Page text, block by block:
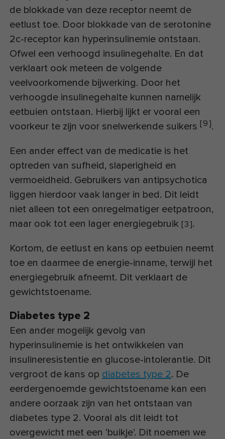
de blokkade van deze receptor neemt de
eetlust toe. Door blokkade van de serotonine
2c-receptor kan hyperinsulinemie ontstaan.
Ofwel een verhoogd insulinegehalte. En dat
verklaart ook meteen de volgende
veelvoorkomende bijwerking. Door het
verhoogde insulinegehalte kunnen namelijk
eetbuien ontstaan. Hierbij lijkt er vooral een
voorkeur te zijn voor snelwerkende suikers [9].
Een ander effect van de medicatie is het
optreden van sufheid, slaperigheid en
vermoeidheid. Gebruikers van antipsychotica
liggen hierdoor vaak langer in bed. Dit leidt
niet alleen tot een onregelmatiger eetpatroon,
maar ook tot een lager energiegebruik [3].
Kortom, de eetlust en kans op eetbuien neemt
toe en daarmee de energie-inname, terwijl het
energiegebruik afneemt. Dit verklaart de
gewichtstoename.
Diabetes type 2
Een ander mogelijk gevolg van
hyperinsulinemie is het ontwikkelen van
insulineresistentie en glucose-intolerantie. Dit
vergroot de kans op diabetes type 2. De
eerdergenoemde gewichtstoename kan een
andere oorzaak zijn van het ontstaan van
diabetes type 2. Vooral als dit leidt tot
overgewicht met een ‘buikje’. Dit noemen we